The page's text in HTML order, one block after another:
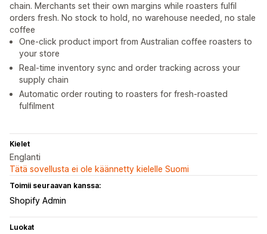
chain. Merchants set their own margins while roasters fulfil
orders fresh. No stock to hold, no warehouse needed, no stale
coffee
One-click product import from Australian coffee roasters to
your store
Real-time inventory sync and order tracking across your
supply chain
Automatic order routing to roasters for fresh-roasted
fulfilment
Kielet
Englanti
Tätä sovellusta ei ole käännetty kielelle Suomi
Toimii seuraavan kanssa:
Shopify Admin
Luokat